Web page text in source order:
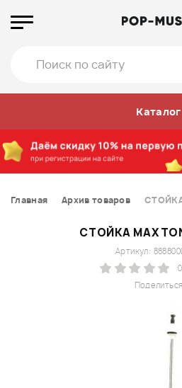
Каталог
Главная Архив товаров СТОЙКА
СТОЙКА
Поделиться
Артикул: